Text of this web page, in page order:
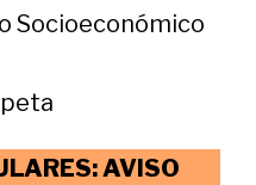
Socioeconómico
AVISO